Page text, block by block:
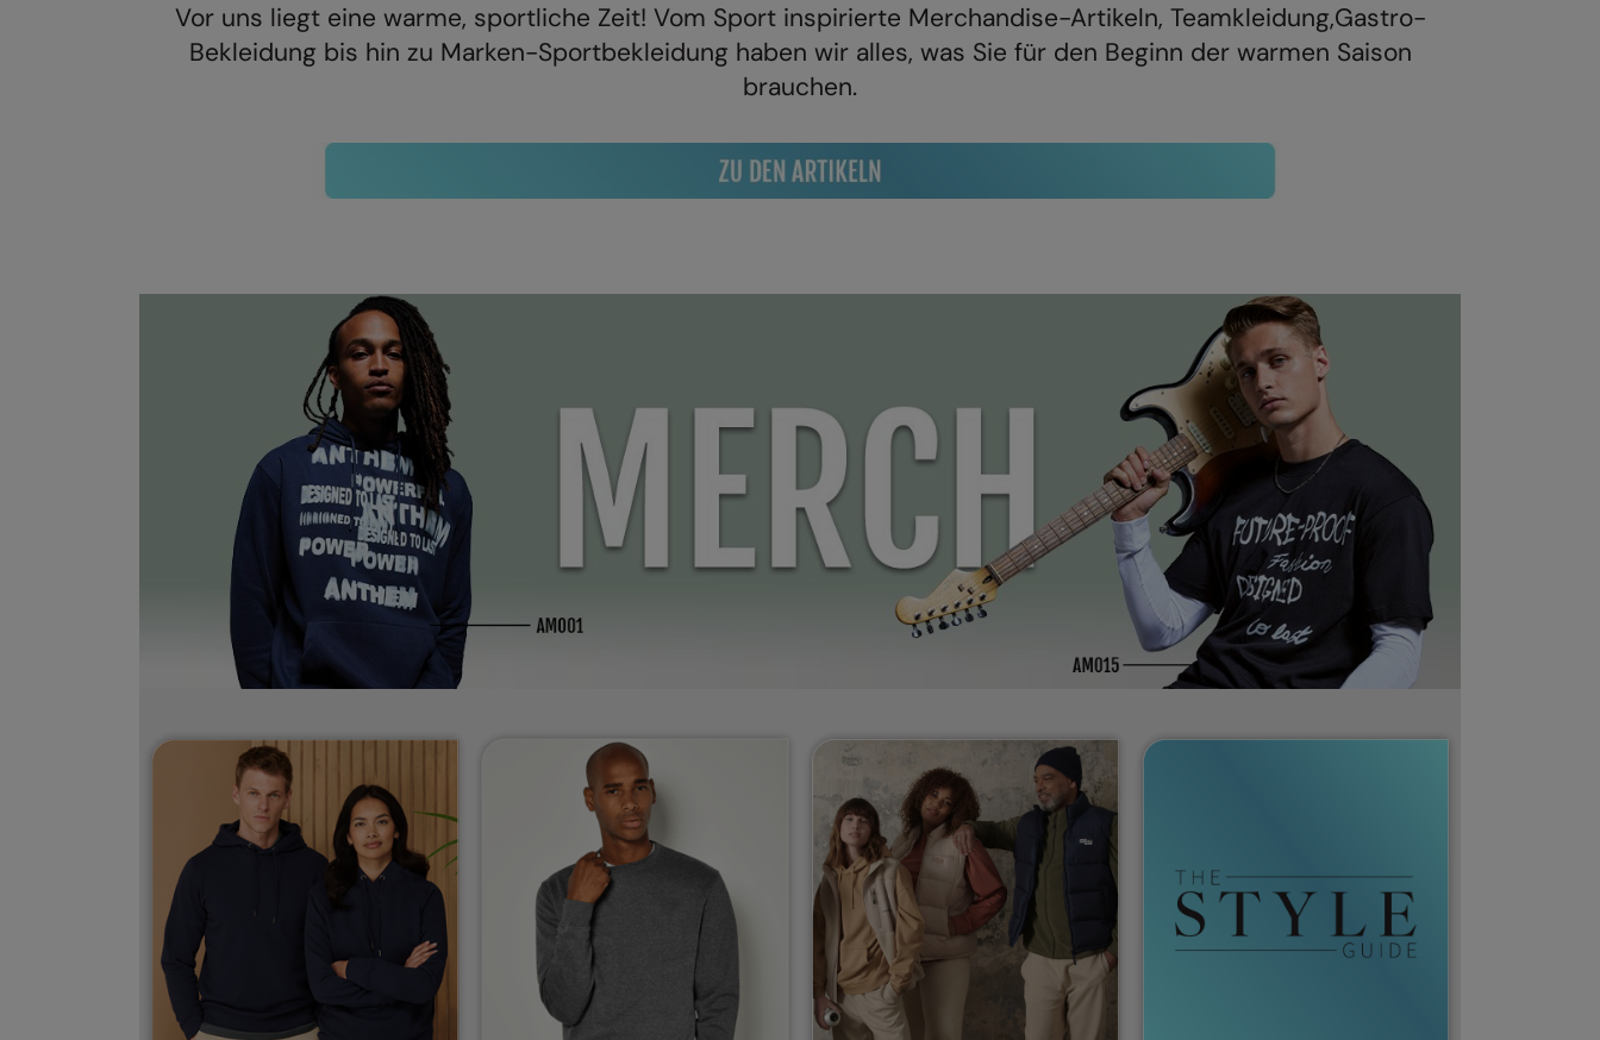
Vor uns liegt eine warme, sportliche Zeit! Vom Sport inspirierte Merchandise-Artikeln, Teamkleidung,Gastro-
Bekleidung bis hin zu Marken-Sportbekleidung haben wir alles, was Sie für den Beginn der warmen Saison
brauchen.